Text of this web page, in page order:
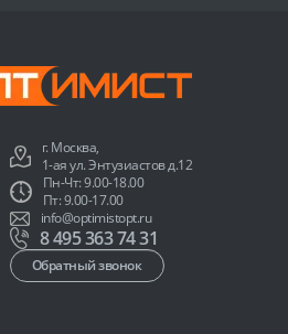
г. Москва,
1-ая ул. Энтузиастов д.12
Пн-Чт: 9.00-18.00
Пт: 9.00-17.00
info@optimistopt.ru
8 495 363 74 31
Обратный звонок